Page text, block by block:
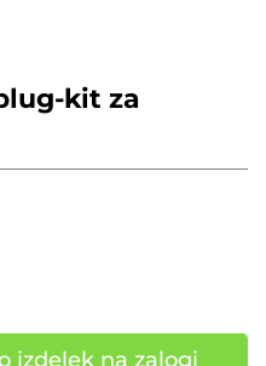
kit za
izdelek na zalogi